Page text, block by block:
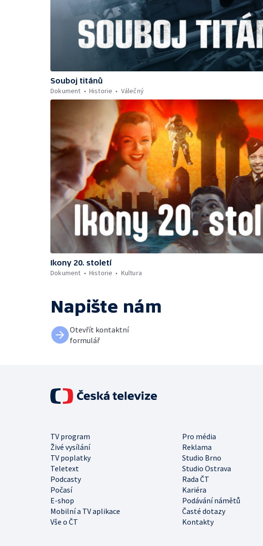
Souboj titánů
Dokument
Historie Válečný
Ikony 20. století
Dokument
Historie Kultura
Napište nám
Otevřít kontaktní
formulář
TV program
Pro média
Živé vysílání
Reklama
TV poplatky
Studio Brno
Teletext
Studio Ostrava
Podcasty
Rada ČT
Počasí
Kariéra
E-shop
Podávání námětů
Mobilní a TV aplikace
Časté dotazy
Vše o ČT
Kontakty